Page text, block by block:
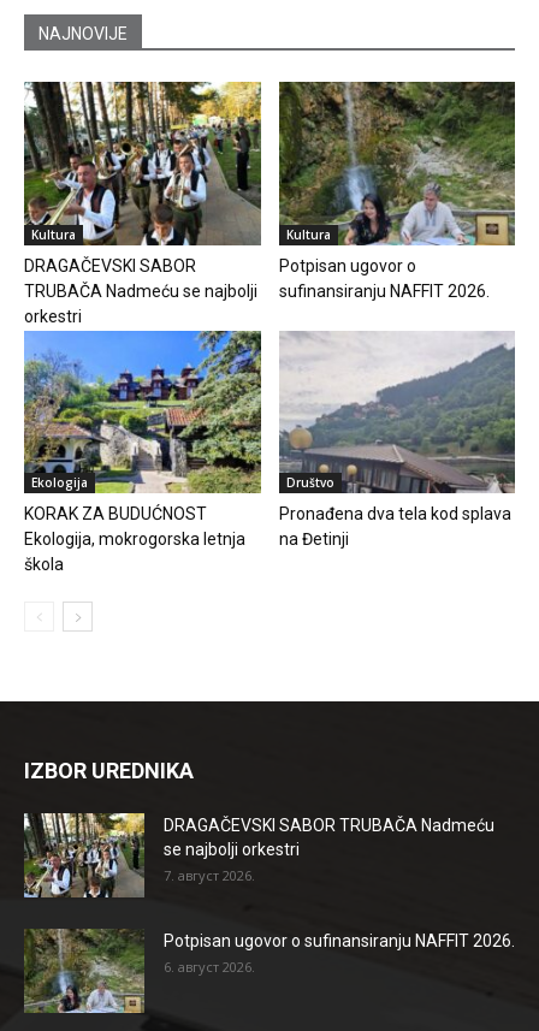
NAJNOVIJE
Kultura
DRAGAČEVSKI SABOR
TRUBAČA Nadmeću se najbolji
orkestri
Kultura
Potpisan ugovor o
sufinansiranju NAFFIT 2026.
Ekologija
KORAK ZA BUDUĆNOST
Ekologija, mokrogorska letnja
škola
Društvo
Pronađena dva tela kod splava
na Đetinji
IZBOR UREDNIKA
DRAGAČEVSKI SABOR TRUBAČA Nadmeću
se najbolji orkestri
7. август 2026.
Potpisan ugovor o sufinansiranju NAFFIT 2026.
6. август 2026.